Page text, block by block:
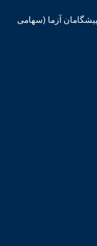
آزما (سهامی